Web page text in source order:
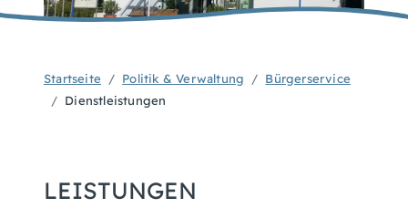
Startseite Politik & Verwaltung
Bürgerservice
Dienstleistungen
LEISTUNGEN